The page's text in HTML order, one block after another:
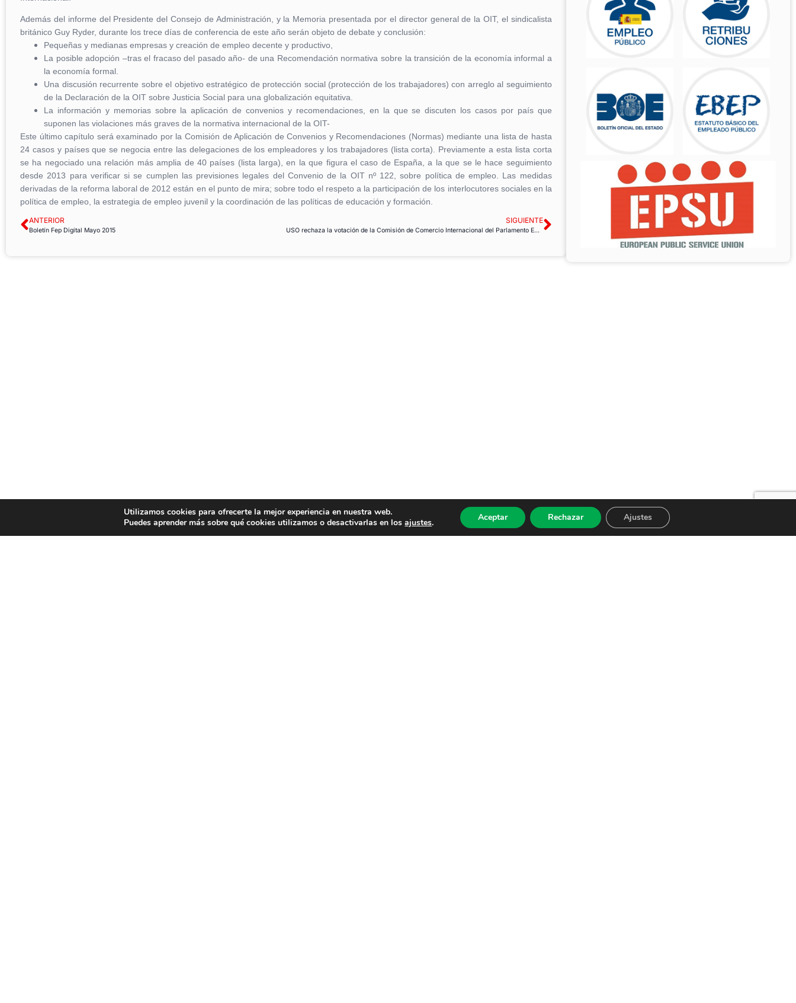
Además del informe del Presidente del Consejo de Administración, y la Memoria presentada por el director general de la OIT, el sindicalista
británico Guy Ryder, durante los trece días de conferencia de este año serán objeto de debate y conclusión:
Pequeñas y medianas empresas y creación de empleo decente y productivo,
La posible adopción –tras el fracaso del pasado año- de una Recomendación normativa sobre la transición de la economía informal a
la economía formal.
Una discusión recurrente sobre el objetivo estratégico de protección social (protección de los trabajadores) con arreglo al seguimiento
de la Declaración de la OIT sobre Justicia Social para una globalización equitativa.
La información y memorias sobre la aplicación de convenios y recomendaciones, en la que se discuten los casos por país que
suponen las violaciones más graves de la normativa internacional de la OIT-
Este último capítulo será examinado por la Comisión de Aplicación de Convenios y Recomendaciones (Normas) mediante una lista de hasta
24 casos y países que se negocia entre las delegaciones de los empleadores y los trabajadores (lista corta). Previamente a esta lista corta
se ha negociado una relación más amplia de 40 países (lista larga), en la que figura el caso de España, a la que se le hace seguimiento
desde 2013 para verificar si se cumplen las previsiones legales del Convenio de la OIT nº 122, sobre política de empleo. Las medidas
derivadas de la reforma laboral de 2012 están en el punto de mira; sobre todo el respeto a la participación de los interlocutores sociales en la
política de empleo, la estrategia de empleo juvenil y la coordinación de las políticas de educación y formación.
ANTERIOR
Boletín Fep Digital Mayo 2015
SIGUIENTE
USO rechaza la votación de la Comisión de Comercio Internacional del Parlamento Europeo a favor del TTIP
Utilizamos cookies para ofrecerte la mejor experiencia en nuestra web.
Puedes aprender más sobre qué cookies utilizamos o desactivarlas en losajustes. Aceptar Rechazar Ajustes